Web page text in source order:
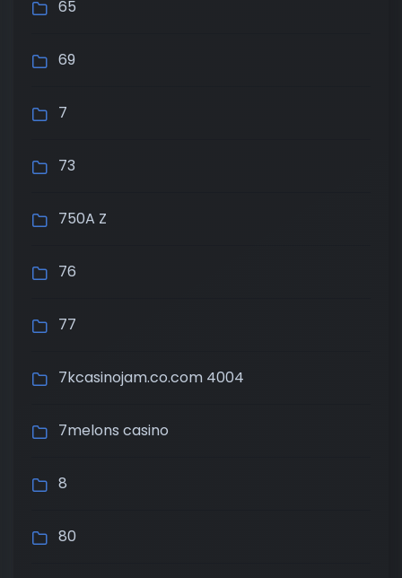
65
69
7
73
750A Z
76
77
7kcasinojam.co.com 4004
7melons casino
8
80